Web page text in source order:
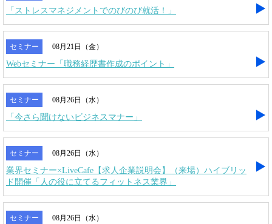
「ストレスマネジメントでのびのび就活！」
セミナー 08月21日（金）
Webセミナー「職務経歴書作成のポイント」
セミナー 08月26日（水）
「今さら聞けないビジネスマナー」
セミナー 08月26日（水）
業界セミナー×LiveCafe【求人企業説明会】（来場）ハイブリッ
ド開催「人の役に立てるフィットネス業界」
セミナー 08月26日（水）